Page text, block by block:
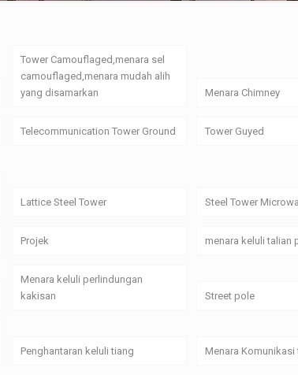
Tower Camouflaged,menara sel
camouflaged,menara mudah alih
yang disamarkan
Menara Chimney
Telecommunication Tower Ground Tower Guyed
Lattice Steel Tower Steel Tower
Projek menara keluli talian
Menara keluli perlindungan
kakisan
Street pole
Penghantaran keluli tiang Menara Komunikasi